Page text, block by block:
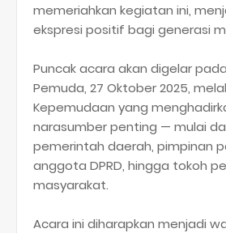
memeriahkan kegiatan ini,
ekspresi positif bagi generasi
Puncak acara akan digelar
Pemuda, 27 Oktober 2025,
Kepemudaan yang
narasumber penting — mulai
pemerintah daerah, pimpinan
anggota DPRD, hingga tokoh
masyarakat.
Acara ini diharapkan menjadi